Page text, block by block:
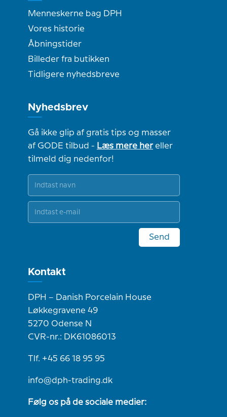
Menneskerne bag DPH
Vores historie
Åbningstider
Billeder fra butikken
Tidligere nyhedsbreve
Nyhedsbrev
Gå ikke glip af gratis tips og masser
af GODE tilbud - Læs mere hereller
tilmeld dig nedenfor!
Send
Kontakt
DPH – Danish Porcelain House
Løkkegravene 49
5270 Odense N
CVR-nr.: DK61086013
Tlf. +45 66 18 95 95
info@dph-trading.dk
Følg os på de sociale medier: